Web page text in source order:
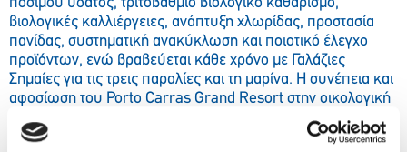
βιολογικές καλλιέργειες, ανάπτυξη χλωρίδας, προστασία
πανίδας, συστηματική ανακύκλωση και ποιοτικό έλεγχο
προϊόντων, ενώ βραβεύεται κάθε χρόνο με Γαλάζιες
Σημαίες για τις τρεις παραλίες και τη μαρίνα. Η συνέπεια και
αφοσίωση του Porto Carras Grand Resort στην οικολογική
ισορροπία, αποδεικνύει εμπράκτως ότι η επιχειρηματική
ανάπτυξη μπορεί και πρέπει να συνυπάρχει με το σεβασμό